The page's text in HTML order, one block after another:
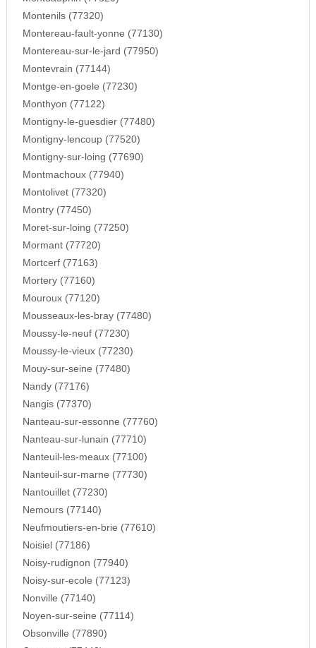
Montenils (77320)
Montereau-fault-yonne (77130)
Montereau-sur-le-jard (77950)
Montevrain (77144)
Montge-en-goele (77230)
Monthyon (77122)
Montigny-le-guesdier (77480)
Montigny-lencoup (77520)
Montigny-sur-loing (77690)
Montmachoux (77940)
Montolivet (77320)
Montry (77450)
Moret-sur-loing (77250)
Mormant (77720)
Mortcerf (77163)
Mortery (77160)
Mouroux (77120)
Mousseaux-les-bray (77480)
Moussy-le-neuf (77230)
Moussy-le-vieux (77230)
Mouy-sur-seine (77480)
Nandy (77176)
Nangis (77370)
Nanteau-sur-essonne (77760)
Nanteau-sur-lunain (77710)
Nanteuil-les-meaux (77100)
Nanteuil-sur-marne (77730)
Nantouillet (77230)
Nemours (77140)
Neufmoutiers-en-brie (77610)
Noisiel (77186)
Noisy-rudignon (77940)
Noisy-sur-ecole (77123)
Nonville (77140)
Noyen-sur-seine (77114)
Obsonville (77890)